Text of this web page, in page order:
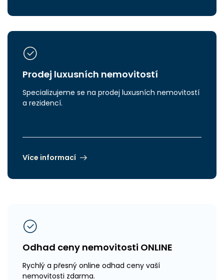
Prodej luxusních nemovitostí
Specializujeme se na prodej luxusních nemovitostí
a rezidencí.
Více informací
Odhad ceny nemovitosti ONLINE
Rychlý a přesný online odhad ceny vaší
nemovitosti zdarma.